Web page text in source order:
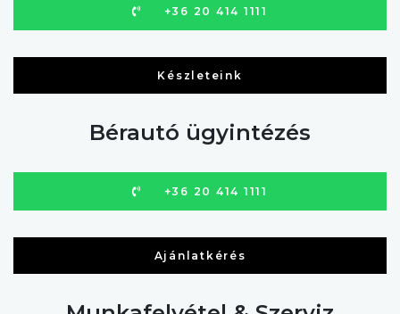
+36 20 414 1111
Készleteink
Bérautó ügyintézés
+36 20 414 1111
Ajánlatkérés